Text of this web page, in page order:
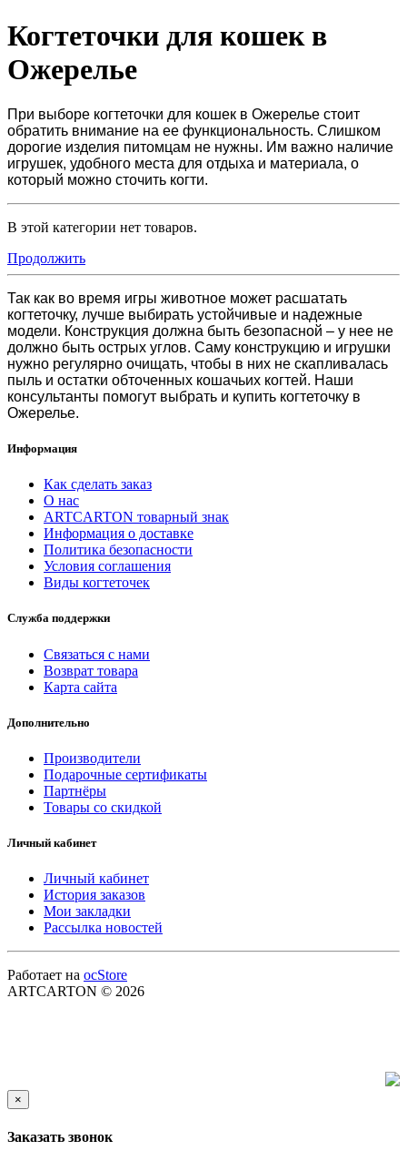
Когтеточки для кошек в
Ожерелье
При выборе когтеточки для кошек в Ожерелье стоит
обратить внимание на ее функциональность. Слишком
дорогие изделия питомцам не нужны. Им важно наличие
игрушек, удобного места для отдыха и материала, о
который можно сточить когти.
В этой категории нет товаров.
Продолжить
Так как во время игры животное может расшатать
когтеточку, лучше выбирать устойчивые и надежные
модели. Конструкция должна быть безопасной – у нее не
должно быть острых углов. Саму конструкцию и игрушки
нужно регулярно очищать, чтобы в них не скапливалась
пыль и остатки обточенных кошачьих когтей. Наши
консультанты помогут выбрать и купить когтеточку в
Ожерелье.
Информация
Как сделать заказ
О нас
ARTCARTON товарный знак
Информация о доставке
Политика безопасности
Условия соглашения
Виды когтеточек
Служба поддержки
Связаться с нами
Возврат товара
Карта сайта
Дополнительно
Производители
Подарочные сертификаты
Партнёры
Товары со скидкой
Личный кабинет
Личный кабинет
История заказов
Мои закладки
Рассылка новостей
Работает на ocStore
ARTCARTON © 2026
×
Заказать звонок